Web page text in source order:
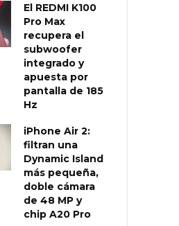
El REDMI K100
Pro Max
recupera el
subwoofer
integrado y
apuesta por
pantalla de 185
Hz
iPhone Air 2:
filtran una
Dynamic Island
más pequeña,
doble cámara
de 48 MP y
chip A20 Pro